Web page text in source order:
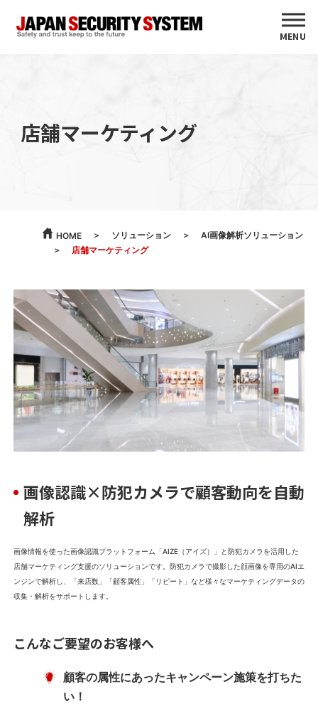
MENU
店舗マーケティング
HOME ソリューション
AI画像解析ソリューション
店舗マーケティング
画像認識×防犯カメラで顧客動向を自動
解析
画像情報を使った画像認識プラットフォーム「AIZE（アイズ）」と防犯カメラを活用した
店舗マーケティング支援のソリューションです。防犯カメラで撮影した顔画像を専用のAIエ
ンジンで解析し、「来店数」「顧客属性」「リピート」など様々なマーケティングデータの
収集・解析をサポートします。
こんなご要望のお客様へ
顧客の属性にあったキャンペーン施策を打ちた
い！